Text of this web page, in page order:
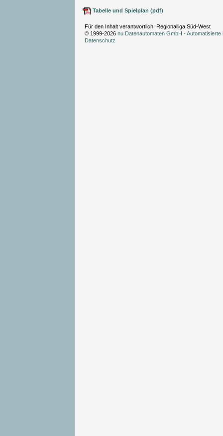
Tabelle und Spielplan (pdf)
Für den Inhalt verantwortlich: Regionalliga Süd-West
© 1999-2026 nu Datenautomaten GmbH -
Datenschutz